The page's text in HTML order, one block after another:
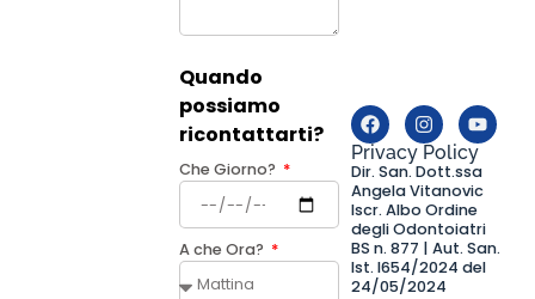
Quando
possiamo
ricontattarti?
Che Giorno?
A che Ora?
Privacy Policy
Dir. San. Dott.ssa
Angela Vitanovic
Iscr. Albo Ordine
degli Odontoiatri
BS n. 877 | Aut. San.
Ist. I654/2024 del
24/05/2024